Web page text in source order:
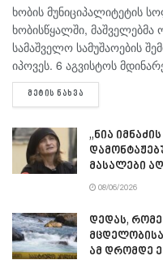
ხობის მუნიციპალიტეტის
ხობისწყალში, მაშველებმა
სამაშველო სამუშაოების
იპოვეს. 6 აგვისტოს
ᲛᲔᲢᲘᲡ ᲜᲐᲮᲕᲐ
„ნია
მასალები
08/06/2026
დედას,
ამ დრომდე